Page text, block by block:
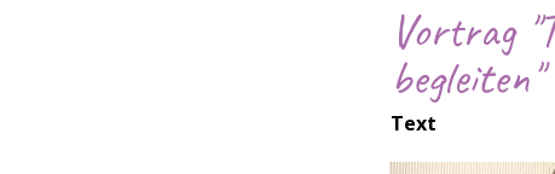
Vortrag
begleiten"
Text